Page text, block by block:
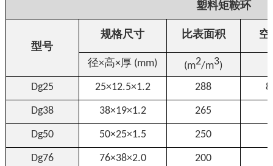
塑料矩鞍环
型号
规格尺寸 比表面积 空
径×高×厚 (mm) (m2/m3)
Dg25 25×12.5×1.2 288
Dg38 38×19×1.2 265
Dg50 50×25×1.5 250
Dg76 76×38×2.0 200